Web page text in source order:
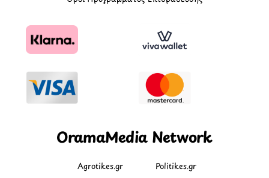
OramaMedia Network
Agrotikes.gr Politikes.gr